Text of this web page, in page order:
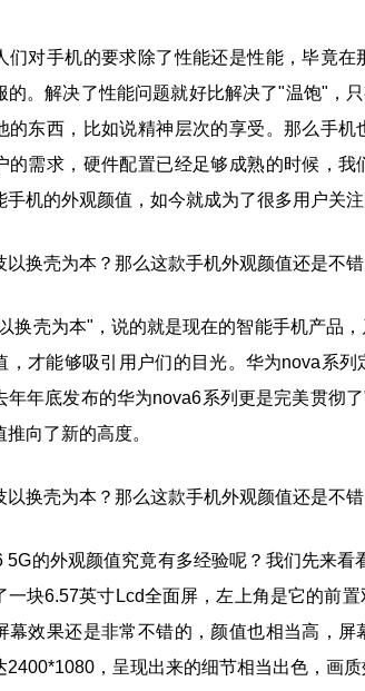
们对手机的要求除了性能还是性能，毕竟
的。解决了性能问题就好比解决了"温饱"，
的东西，比如说精神层次的享受。那么手机
的需求，硬件配置已经足够成熟的时候，我
手机的外观颜值，如今就成为了很多用户关注
换壳为本"，说的就是现在的智能手机产品
，才能够吸引用户们的目光。华为nova系
年年底发布的华为nova6系列更是完美贯彻
向了新的高度。
5G的外观颜值究竟有多经验呢？我们先来看
一块6.57英寸Lcd全面屏，左上角是它的前
幕效果还是非常不错的，颜值也相当高，
2400*1080，呈现出来的细节相当出色，画质